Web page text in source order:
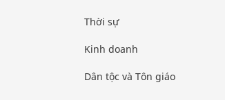
Thời sự
Kinh doanh
Dân tộc và Tôn giáo